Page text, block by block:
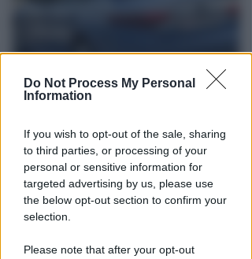
Do Not Process My Personal
Information
If you wish to opt-out of the sale, sharing
to third parties, or processing of your
personal or sensitive information for
targeted advertising by us, please use
the below opt-out section to confirm your
selection.
Please note that after your opt-out
Furti sul lungomare di marina
centro. Le Volanti arrestano
quattro giovani